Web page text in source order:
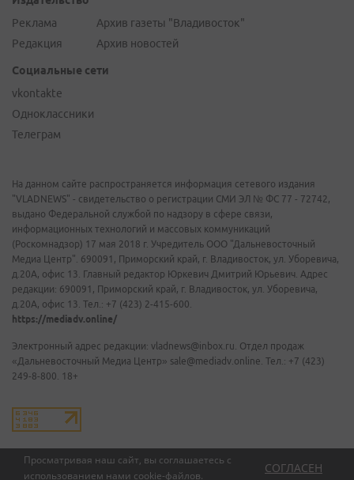
Просматривая наш сайт, вы соглашаетесь с
использованием нами cookie-файлов.
СОГЛАСЕН
Реклама
Редакция
Архив газеты "Владивосток"
Архив новостей
Социальные сети
vkontakte
Одноклассники
Телеграм
На данном сайте распространяется информация сетевого издания
"VLADNEWS" - свидетельство о регистрации СМИ ЭЛ № ФС 77 - 72742,
выдано Федеральной службой по надзору в сфере связи,
информационных технологий и массовых коммуникаций
(Роскомнадзор) 17 мая 2018 г. Учредитель ООО "Дальневосточный
Медиа Центр". 690091, Приморский край, г. Владивосток, ул. Уборевича,
д.20А, офис 13. Главный редактор Юркевич Дмитрий Юрьевич. Адрес
редакции: 690091, Приморский край, г. Владивосток, ул. Уборевича,
д.20А, офис 13. Тел.: +7 (423) 2-415-600.
https://mediadv.online/
Электронный адрес редакции: vladnews@inbox.ru. Отдел продаж
«Дальневосточный Медиа Центр» sale@mediadv.online. Тел.: +7 (423)
249-8-800. 18+